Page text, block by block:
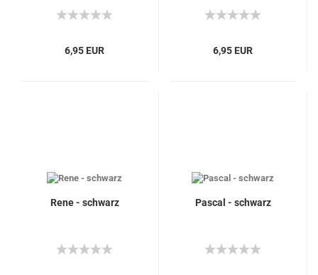
6,95 EUR 6,95 EUR
Rene - schwarz Pascal - schwarz